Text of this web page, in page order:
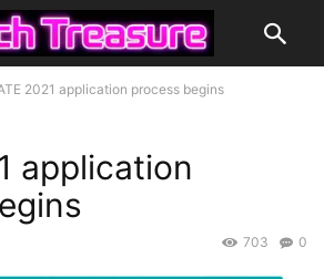
2021 application process begins
application
0
703